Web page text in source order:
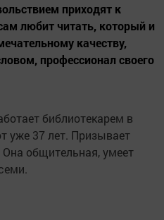
приходят к
любит читать, который и
качеству,
профессионал своего
библиотекарем в
уже 37 лет. Призывает
Она общительная, умеет